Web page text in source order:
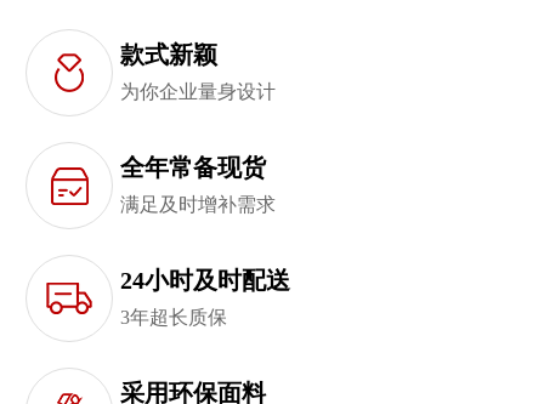
款式新颖
为你企业量身设计
全年常备现货
满足及时增补需求
24小时及时配送
3年超长质保
采用环保面料